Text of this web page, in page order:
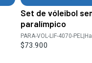
Set de vóleibol
paralímpico
PARA-VOL-LIF-4070-PEL|
$73.900